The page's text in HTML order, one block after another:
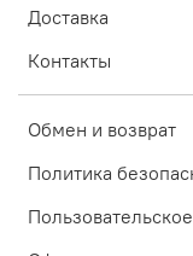
Доставка
Контакты
Обмен и возврат
Политика